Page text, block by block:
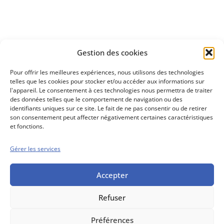
Gestion des cookies
Pour offrir les meilleures expériences, nous utilisons des technologies
telles que les cookies pour stocker et/ou accéder aux informations sur
l'appareil. Le consentement à ces technologies nous permettra de traiter
des données telles que le comportement de navigation ou des
identifiants uniques sur ce site. Le fait de ne pas consentir ou de retirer
son consentement peut affecter négativement certaines caractéristiques
et fonctions.
Gérer les services
Accepter
Refuser
Préférences
Découvrez
Conseils boursiers depuis 1952
Propos Utiles est
une publication
Conditions générales de vente